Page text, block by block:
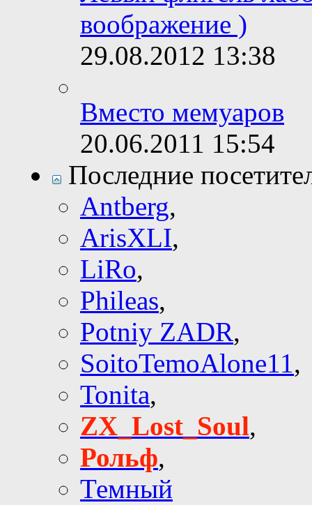
воображение )
29.08.2012 13:38
Вместо мемуаров
20.06.2011 15:54
Последние
Antberg,
ArisXLI,
LiRo,
Phileas,
Potniy ZADR,
SoitoTemoAlone11,
Tonita,
ZX_Lost_Soul,
Рольф,
Темный